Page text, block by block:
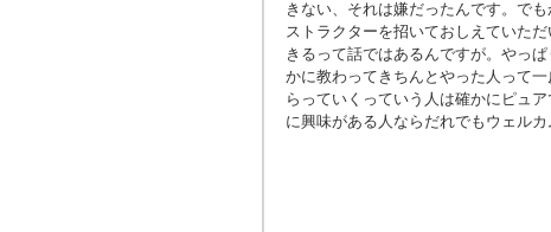
きない、それは嫌だったんです。で
ストラクターを招いておしえていた
きるって話ではあるんですが。やっ
かに教わってきちんとやった人って
らっていくっていう人は確かにピュ
に興味がある人ならだれでもウェルカ